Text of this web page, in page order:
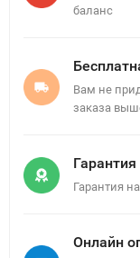
баланс
Вам не
заказа
Гарантия
Онлайн